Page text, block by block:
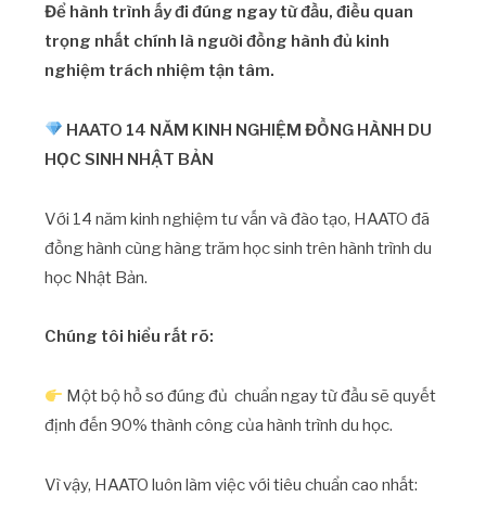
Để hành trình ấy đi đúng ngay từ đầu, điều quan
trọng nhất chính là người đồng hành đủ kinh
nghiệm trách nhiệm tận tâm.
HAATO 14 NĂM KINH NGHIỆM ĐỒNG HÀNH DU
HỌC SINH NHẬT BẢN
Với 14 năm kinh nghiệm tư vấn và đào tạo, HAATO đã
đồng hành cùng hàng trăm học sinh trên hành trình du
học Nhật Bản.
Chúng tôi hiểu rất rõ:
Một bộ hồ sơ đúng đủ chuẩn ngay từ đầu sẽ quyết
định đến 90% thành công của hành trình du học.
Vì vậy, HAATO luôn làm việc với tiêu chuẩn cao nhất: